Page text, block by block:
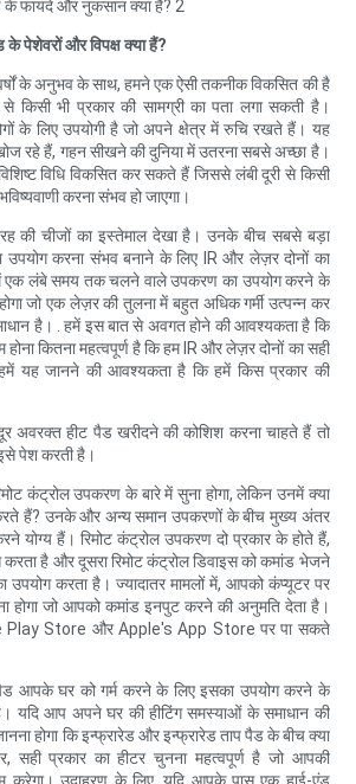
के पेशेवरों और विपक्ष क्या हैं?
के अनुभव के साथ, हमने एक ऐसी तकनीक विकसित की है
भी प्रकार की सामग्री का पता लगा सकती है।
के लिए उपयोगी है जो अपने क्षेत्र में रुचि रखते हैं। यह
रहे हैं, गहन सीखने की दुनिया में उतरना सबसे अच्छा है।
विधि विकसित कर सकते हैं जिससे लंबी दूरी से किसी
करना संभव हो जाएगा।
की चीजों का इस्तेमाल देखा है। उनके बीच सबसे बड़ा
उपयोग करना संभव बनाने के लिए IR और लेज़र दोनों का
एक लंबे समय तक चलने वाले उपकरण का उपयोग करने के
जो एक लेज़र की तुलना में बहुत अधिक गर्मी उत्पन्न कर
है। . हमें इस बात से अवगत होने की आवश्यकता है कि
कितना महत्वपूर्ण है कि हम IR और लेज़र दोनों का सही
यह जानने की आवश्यकता है कि हमें किस प्रकार की
अवरक्त हीट पैड खरीदने की कोशिश करना चाहते हैं तो
पेश करती है।
कंट्रोल उपकरण के बारे में सुना होगा, लेकिन उनमें क्या
हैं? उनके और अन्य समान उपकरणों के बीच मुख्य अंतर
योग्य हैं। रिमोट कंट्रोल उपकरण दो प्रकार के होते हैं,
है और दूसरा रिमोट कंट्रोल डिवाइस को कमांड भेजने
उपयोग करता है। ज्यादातर मामलों में, आपको कंप्यूटर पर
होगा जो आपको कमांड इनपुट करने की अनुमति देता है।
Play Store और Apple's App Store पर पा सकते
पैड आपके घर को गर्म करने के लिए इसका उपयोग करने के
यदि आप अपने घर की हीटिंग समस्याओं के समाधान की
होगा कि इन्फ्रारेड और इन्फ्रारेड ताप पैड के बीच क्या
सही प्रकार का हीटर चुनना महत्वपूर्ण है जो आपकी